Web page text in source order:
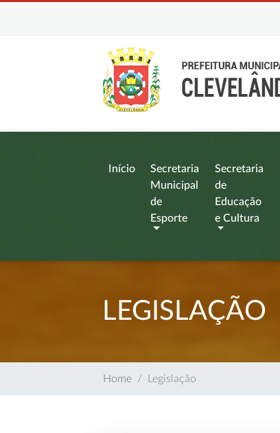
Início
Secretaria
Municipal
de
Esporte
Secretaria
de
Educação
e Cultura
LEGISLAÇÃO
Home Legislação